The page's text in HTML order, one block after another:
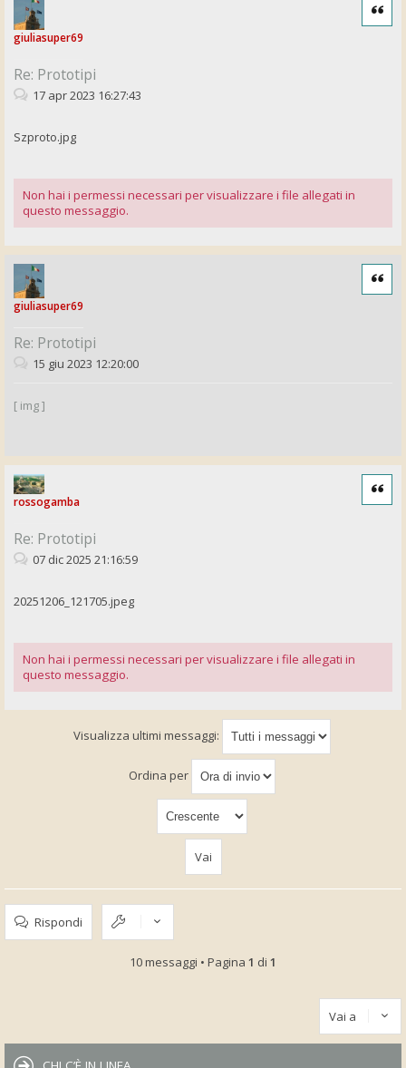
giuliasuper69
Re: Prototipi
Cita
17 apr 2023 16:27:43
Szproto.jpg
Non hai i permessi necessari per visualizzare i file allegati in
questo messaggio.
giuliasuper69
Re: Prototipi
Cita
15 giu 2023 12:20:00
[ img ]
rossogamba
Re: Prototipi
Cita
07 dic 2025 21:16:59
20251206_121705.jpeg
Non hai i permessi necessari per visualizzare i file allegati in
questo messaggio.
Visualizza ultimi messaggi:
Ordina per
Rispondi
10 messaggi • Pagina 1 di 1
Vai a